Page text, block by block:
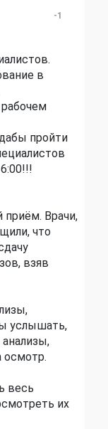
-1
в
пройти
Врачи,
что
взяв
услышать,
осмотр.
весь
их